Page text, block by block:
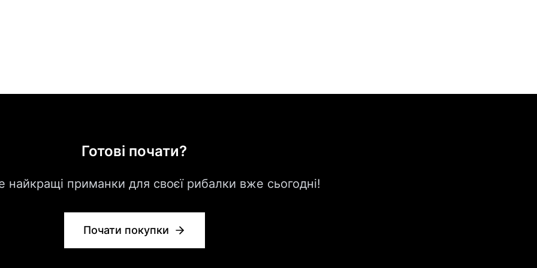
Готові почати?
найкращі приманки для своєї рибалки вже сьогодні!
Почати покупки